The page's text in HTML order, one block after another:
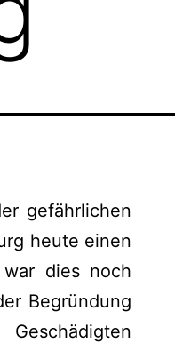
gefährlichen
heute einen
war dies noch
Begründung